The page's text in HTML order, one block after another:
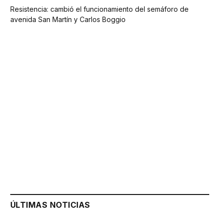
Resistencia: cambió el funcionamiento del semáforo de
avenida San Martín y Carlos Boggio
ÚLTIMAS NOTICIAS